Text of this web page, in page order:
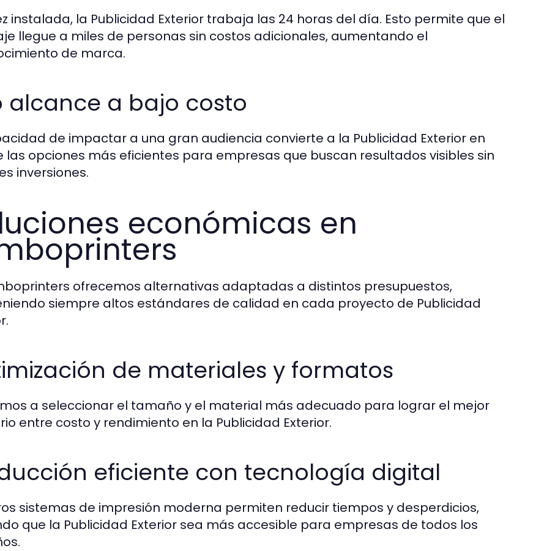
instalada, la Publicidad Exterior trabaja las 24 horas del día. Esto permite que el
llegue a miles de personas sin costos adicionales, aumentando el
de marca.
alcance a bajo costo
de impactar a una gran audiencia convierte a la Publicidad Exterior en
las opciones más eficientes para empresas que buscan resultados visibles sin
inversiones.
económicas en
ofrecemos alternativas adaptadas a distintos presupuestos,
siempre altos estándares de calidad en cada proyecto de Publicidad
de materiales y formatos
a seleccionar el tamaño y el material más adecuado para lograr el mejor
entre costo y rendimiento en la Publicidad Exterior.
eficiente con tecnología digital
sistemas de impresión moderna permiten reducir tiempos y desperdicios,
que la Publicidad Exterior sea más accesible para empresas de todos los